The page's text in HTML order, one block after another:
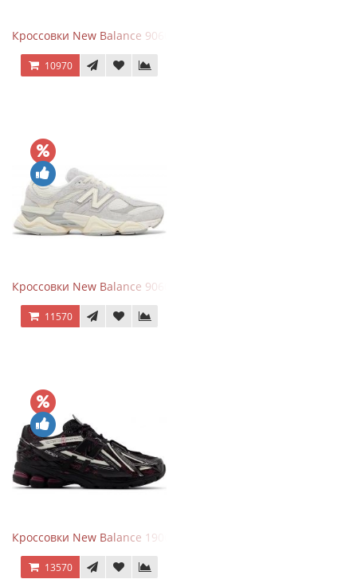
Кроссовки New Balance 9060 x Joe Freshgoods Dark Grey
10970
Кроссовки New Balance 9060 Quartz Grey
11570
Кроссовки New Balance 1906A Dragon Berry
13570